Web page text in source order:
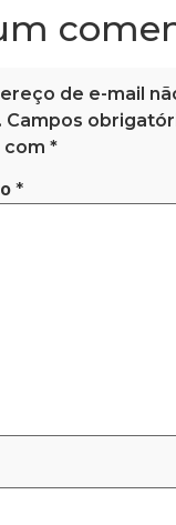
de e-mail
Campos
com*
*